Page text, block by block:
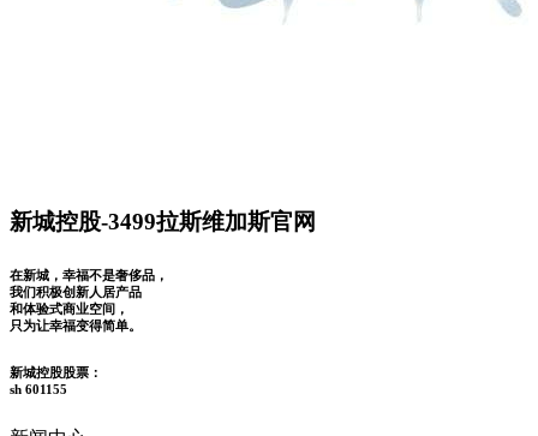
新城控股-3499拉斯维加斯官网
在新城，幸福不是奢侈品，
我们积极创新人居产品
和体验式商业空间，
只为让幸福变得简单。
新城控股股票：
sh 601155